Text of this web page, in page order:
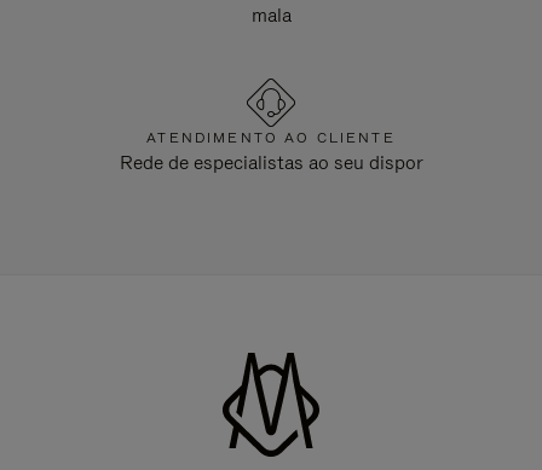
mala
ATENDIMENTO AO CLIENTE
Rede de especialistas ao seu dispor